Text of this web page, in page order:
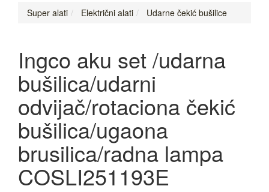
Super alati Električni alati Udarne čekić bušilice
Ingco aku set /udarna
bušilica/udarni
odvijač/rotaciona čekić
bušilica/ugaona
brusilica/radna lampa
COSLI251193E